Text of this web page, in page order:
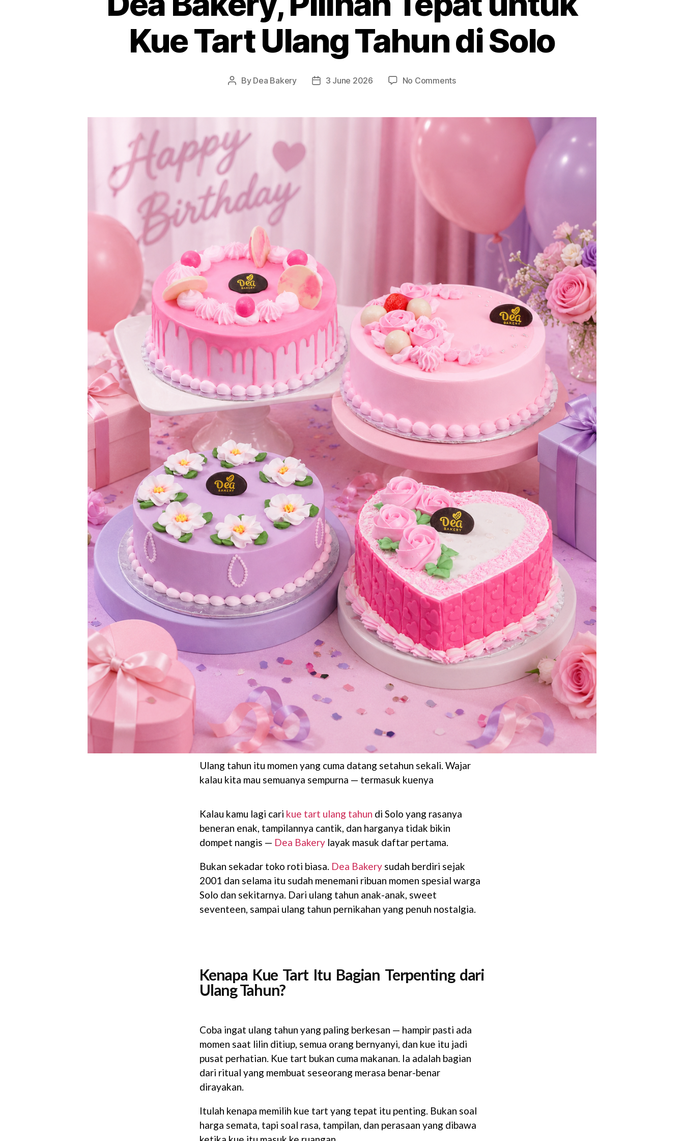
Kue Tart Ulang Tahun di Solo
By Dea Bakery 3 June 2026 No Comments
Ulang tahun itu momen yang cuma datang setahun sekali. Wajar
kalau kita mau semuanya sempurna — termasuk kuenya
Kalau kamu lagi cari kue tart ulang tahun di Solo yang rasanya
beneran enak, tampilannya cantik, dan harganya tidak bikin
dompet nangis — Dea Bakery layak masuk daftar pertama.
Bukan sekadar toko roti biasa. Dea Bakery sudah berdiri sejak
2001 dan selama itu sudah menemani ribuan momen spesial warga
Solo dan sekitarnya. Dari ulang tahun anak-anak, sweet
seventeen, sampai ulang tahun pernikahan yang penuh nostalgia.
Kenapa Kue Tart Itu Bagian Terpenting dari
Ulang Tahun?
Coba ingat ulang tahun yang paling berkesan — hampir pasti ada
momen saat lilin ditiup, semua orang bernyanyi, dan kue itu jadi
pusat perhatian. Kue tart bukan cuma makanan. Ia adalah bagian
dari ritual yang membuat seseorang merasa benar-benar
dirayakan.
Itulah kenapa memilih kue tart yang tepat itu penting. Bukan soal
harga semata, tapi soal rasa, tampilan, dan perasaan yang dibawa